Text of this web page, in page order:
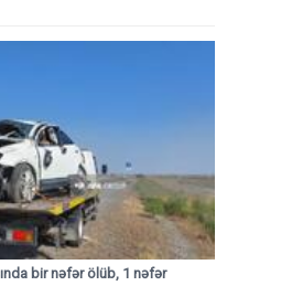
bir nəfər ölüb, 1 nəfər